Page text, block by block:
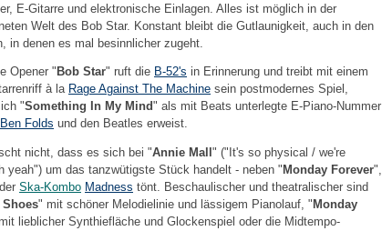
E-Gitarre und elektronische Einlagen. Alles ist möglich in der
Welt des Bob Star. Konstant bleibt die Gutlaunigkeit, auch in den
in denen es mal besinnlicher zugeht.
Opener "Bob Star" ruft die B-52's in Erinnerung und treibt mit einem
à la Rage Against The Machine sein postmodernes Spiel,
"Something In My Mind" als mit Beats unterlegte E-Piano-Nummer
Ben Folds und den Beatles erweist.
nicht, dass es sich bei "Annie Mall " ("It's so physical / we're
yeah") um das tanzwütigste Stück handelt - neben " Monday Forever",
Ska-Kombo Madness tönt. Beschaulischer und theatralischer sind
" mit schöner Melodielinie und lässigem Pianolauf, " Monday
lieblicher Synthiefläche und Glockenspiel oder die Midtempo-